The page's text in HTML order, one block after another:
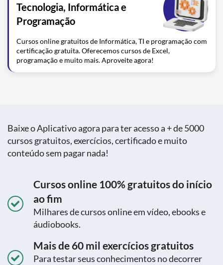
Tecnologia, Informática e
Programação
Cursos online gratuitos de Informática, TI e programação com
certificação gratuita. Oferecemos cursos de Excel,
programação e muito mais. Aproveite agora!
Baixe o Aplicativo agora para ter acesso a + de 5000
cursos gratuitos, exercícios, certificado e muito
conteúdo sem pagar nada!
Cursos online 100% gratuitos do início
ao fim
Milhares de cursos online em vídeo, ebooks e
áudiobooks.
Mais de 60 mil exercícios gratuitos
Para testar seus conhecimentos no decorrer